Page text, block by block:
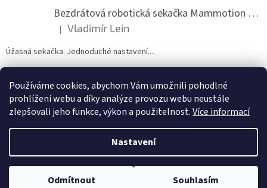
Používáme cookies, abychom Vám umožnili pohodlné
prohlížení webu a díky analýze provozu webu neustále
zlepšovali jeho funkce, výkon a použitelnost.Více informací
Nastavení
Odmítnout Souhlasím
Bezdrátová robotická sekačka Mammotion LUBA mini 2 1500
Hodnocení produktu je 5 z 5 hvězdiček.
| Vladimír Lein
Úžasná sekačka. Jednoduché nastavení....
ZDE NÁM MŮŽETE VLOŽIT HODNOCENÍ
Vytvořil Shoptet
Copyright 2026zahradymorava.cz . Všechna práva vyhrazena.